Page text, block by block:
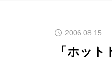
2006.08.15
「ホッ